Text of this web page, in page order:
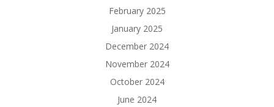
February 2025
January 2025
December 2024
November 2024
October 2024
June 2024